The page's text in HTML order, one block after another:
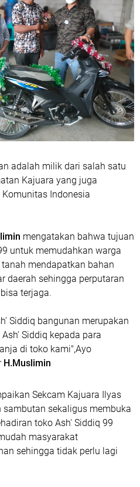
adalah milik dari salah satu
Kajuara yang juga
Indonesia
mengatakan bahwa tujuan
untuk memudahkan warga
mendapatkan bahan
daerah sehingga perputaran
terjaga.
Siddiq bangunan merupakan
Siddiq kepada para
di toko kami",Ayo
H.Muslimin
Sekcam Kajuara Ilyas
sambutan sekaligus membuka
toko Ash' Siddiq 99
masyarakat
sehingga tidak perlu lagi